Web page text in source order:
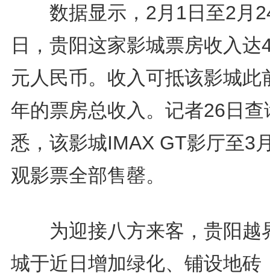
数据显示，2月1日至2月
日，贵阳这家影城票房收入达
元人民币。收入可抵该影城此
年的票房总收入。记者26日查
悉，该影城IMAX GT影厅至3
观影票全部售罄。
为迎接八方来客，贵阳越
城于近日增加绿化、铺设地砖